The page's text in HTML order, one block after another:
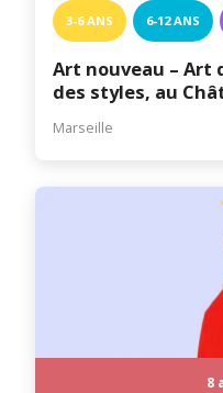
3-6 ANS 6-12 ANS
Art nouveau – Art
des styles, au
Marseille
8